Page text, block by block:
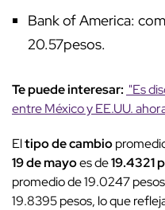
Bank of America:
20.57pesos.
Te puede interesar: "Es
entre México y EE.UU.
Eltipo de cambio
19 de mayoes de19.4321
promedio de 19.0247
19.8395 pesos, lo que